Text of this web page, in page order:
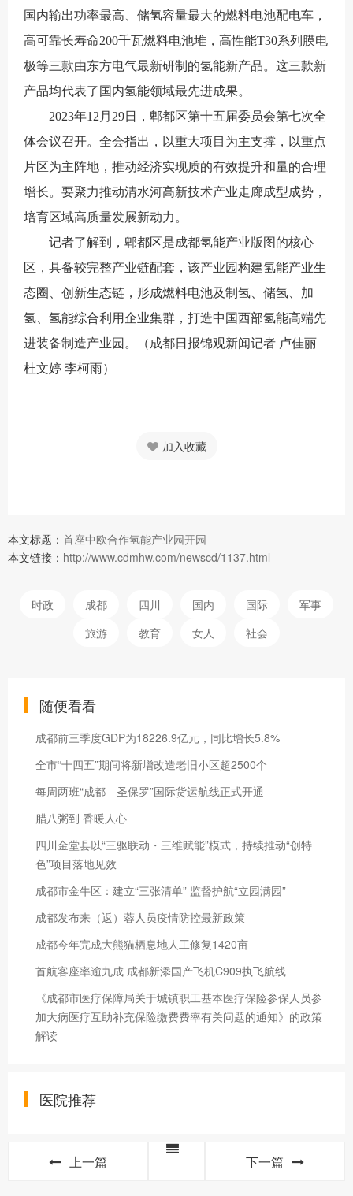
国内输出功率最高、储氢容量最大的燃料电池配电车，
高可靠长寿命200千瓦燃料电池堆，高性能T30系列膜电
极等三款由东方电气最新研制的氢能新产品。这三款新
产品均代表了国内氢能领域最先进成果。
2023年12月29日，郫都区第十五届委员会第七次全
体会议召开。全会指出，以重大项目为主支撑，以重点
片区为主阵地，推动经济实现质的有效提升和量的合理
增长。要聚力推动清水河高新技术产业走廊成型成势，
培育区域高质量发展新动力。
记者了解到，郫都区是成都氢能产业版图的核心
区，具备较完整产业链配套，该产业园构建氢能产业生
态圈、创新生态链，形成燃料电池及制氢、储氢、加
氢、氢能综合利用企业集群，打造中国西部氢能高端先
进装备制造产业园。（ 成都日报锦观新闻记者 卢佳丽
杜文婷 李柯雨）
加入收藏
本文标题： 首座中欧合作氢能产业园开园
本文链接： http://www.cdmhw.com/newscd/1137.html
时政 成都 四川 国内 国际
军事
旅游
教育 女人 社会
随便看看
成都前三季度GDP为18226.9亿元，同比增长5.8%
全市“十四五”期间将新增改造老旧小区超2500个
每周两班“成都—圣保罗”国际货运航线正式开通
腊八粥到 香暖人心
四川金堂县以“三驱联动・三维赋能”模式，持续推动“创特
色”项目落地见效
成都市金牛区：建立“三张清单” 监督护航“立园满园”
成都发布来（返）蓉人员疫情防控最新政策
成都今年完成大熊猫栖息地人工修复1420亩
首航客座率逾九成 成都新添国产飞机C909执飞航线
《成都市医疗保障局关于城镇职工基本医疗保险参保人员参
加大病医疗互助补充保险缴费费率有关问题的通知》的政策
解读
医院推荐
上一篇 下一篇